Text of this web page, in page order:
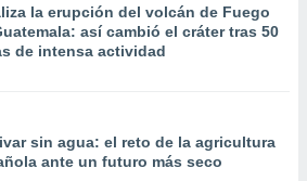
la erupción del volcán de Fuego
así cambió el cráter tras 50
de intensa actividad
sin agua: el reto de la agricultura
ante un futuro más seco